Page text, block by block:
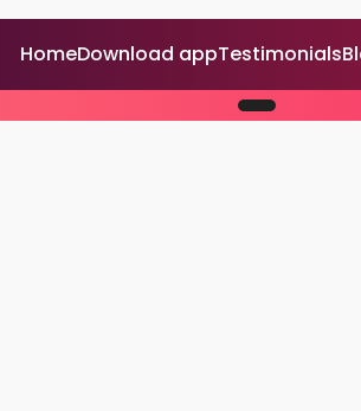
HomeDownload appTestimonials